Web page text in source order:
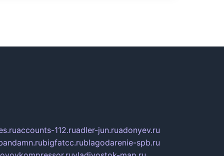
accounts-112.ruadler-jun.ruadonyev.ru
bigfatcc.rublagodarenie-spb.ru